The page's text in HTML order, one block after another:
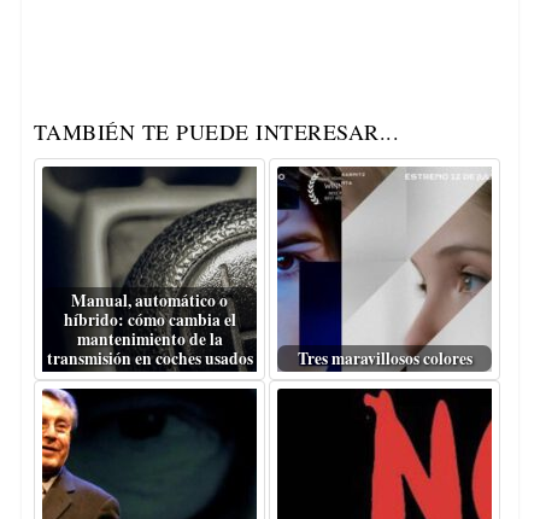
TAMBIÉN TE PUEDE INTERESAR...
Manual, automático o
híbrido: cómo cambia el
mantenimiento de la
transmisión en coches usados
Tres maravillosos colores